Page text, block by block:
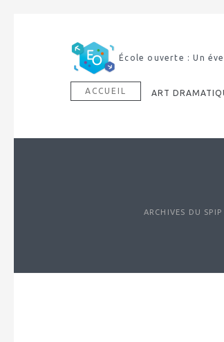
École ouverte : Un
ACCUEIL ART
ARCHIVES DU